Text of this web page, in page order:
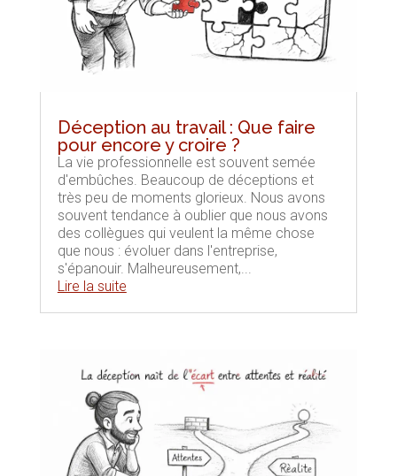
Déception au travail : Que faire
pour encore y croire ?
La vie professionnelle est souvent semée
d'embûches. Beaucoup de déceptions et
très peu de moments glorieux. Nous avons
souvent tendance à oublier que nous avons
des collègues qui veulent la même chose
que nous : évoluer dans l'entreprise,
s'épanouir. Malheureusement,...
Lire la suite